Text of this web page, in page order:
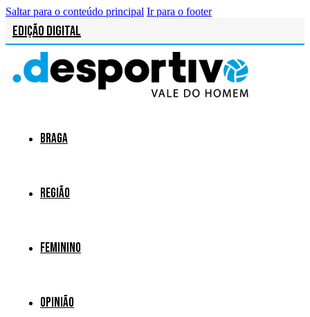
Saltar para o conteúdo principal Ir para o footer
Edição Digital
Braga
Região
Feminino
Opinião